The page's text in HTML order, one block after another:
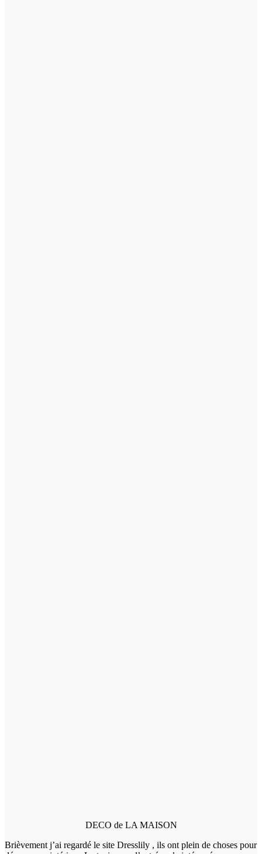
DECO de LA MAISON
Brièvement j’ai regardé le site Dresslily , ils ont plein de choses pour